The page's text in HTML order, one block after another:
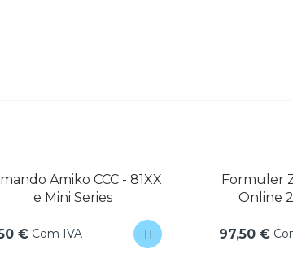
Formuler Z10 NEO - (MyTV
Online 2) Android "4K
97,50 € Com IVA